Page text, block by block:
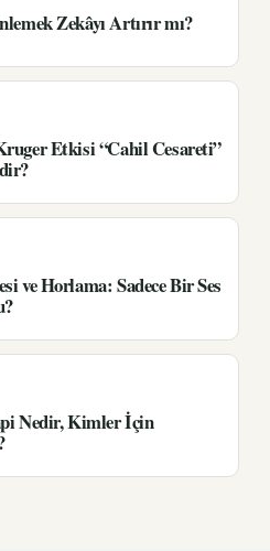
Zekâyı Artırır mı?
Etkisi “Cahil Cesareti”
ve Horlama: Sadece Bir Ses
Nedir, Kimler İçin